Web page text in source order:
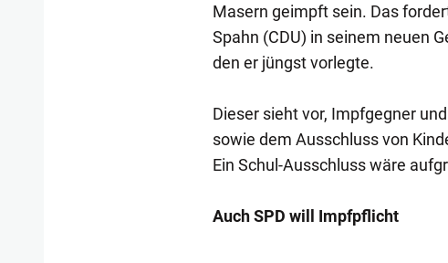
Masern geimpft sein. Das
Spahn (CDU) in seinem neuen
den er jüngst vorlegte.
Dieser sieht vor, Impfgegner
sowie dem Ausschluss von
Ein Schul-Ausschluss wäre
Auch SPD will Impfpflicht